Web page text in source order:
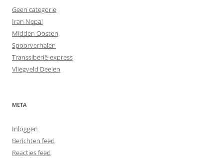
Geen categorie
Iran Nepal
Midden Oosten
Spoorverhalen
Transsiberië-express
Vliegveld Deelen
META
Inloggen
Berichten feed
Reacties feed